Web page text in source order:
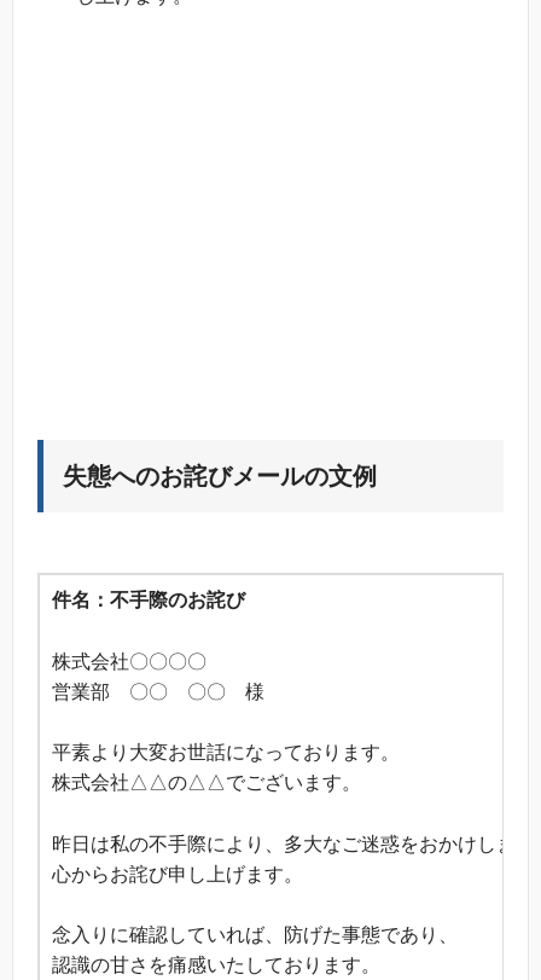
失態へのお詫びメールの文例
件名：不手際のお詫び
株式会社〇〇〇〇
営業部 〇〇 〇〇 様
平素より大変お世話になっております。
株式会社△△の△△でございます。
昨日は私の不手際により、多大なご迷惑をおかけしまし
心からお詫び申し上げます。
念入りに確認していれば、防げた事態であり、
認識の甘さを痛感いたしております。